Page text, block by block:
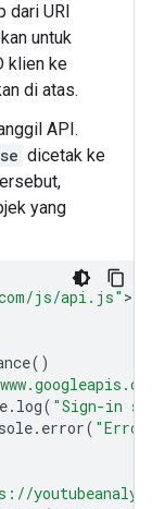
dari URI
untuk
klien ke
di atas.
API.
dicetak ke
yang
js/api.js" ><
()
. log( "Sign-in
. error(